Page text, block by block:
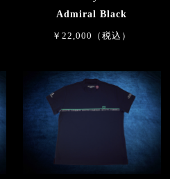
Admiral Black
￥22,000（税込）